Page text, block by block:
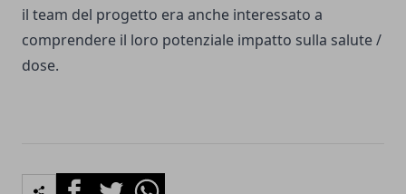
il team del progetto era anche interessato a
comprendere il loro potenziale impatto sulla salute /
dose.
FacebookTwitterWhatsapp